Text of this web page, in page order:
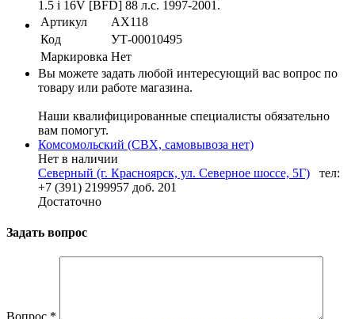
1.5 i 16V [BFD] 88 л.с. 1997-2001.
Артикул
AX118
Код
УТ-00010495
Маркировка Нет
Вы можете задать любой интересующий вас вопрос по
товару или работе магазина.
Наши квалифицированные специалисты обязательно
вам помогут.
Комсомольский (СВХ, самовывоза нет)
Нет в наличии
Северный (г. Красноярск, ул. Северное шоссе, 5Г)
тел:
+7 (391) 2199957 доб. 201
Достаточно
Задать вопрос